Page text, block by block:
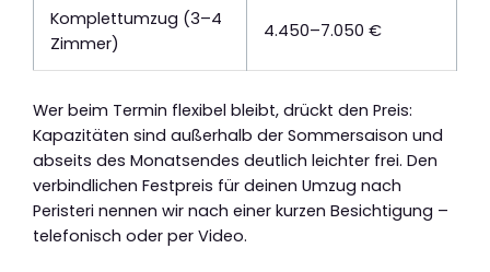
Komplettumzug (3–4
Zimmer)
4.450–7.050 €
Wer beim Termin flexibel bleibt, drückt den Preis:
Kapazitäten sind außerhalb der Sommersaison und
abseits des Monatsendes deutlich leichter frei. Den
verbindlichen Festpreis für deinen Umzug nach
Peristeri nennen wir nach einer kurzen Besichtigung –
telefonisch oder per Video.